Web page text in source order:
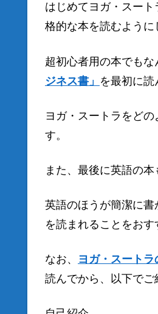
はじめてヨガ・スー
格的な本を読むように
超初心者用の本でもな
ジネス書」 を最初に読
ヨガ・スートラをど
す。
また、最後に英語の本
英語のほうが簡潔に
を読まれることをおす
なお、 ヨガ・スートラ
読んでから、以下でご